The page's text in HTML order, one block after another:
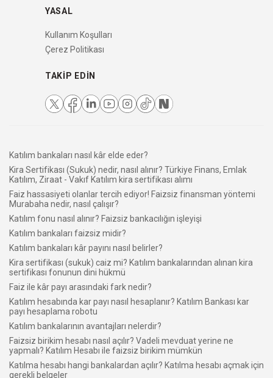
YASAL
Kullanım Koşulları
Çerez Politikası
TAKIP EDIN
Katılım bankaları nasıl kâr elde eder?
Kira Sertifikası (Sukuk) nedir, nasıl alınır? Türkiye Finans, Emlak
Katılım, Ziraat - Vakıf Katılım kira sertifikası alımı
Faiz hassasiyeti olanlar tercih ediyor! Faizsiz finansman yöntemi
Murabaha nedir, nasıl çalışır?
Katılım fonu nasıl alınır? Faizsiz bankacılığın işleyişi
Katılım bankaları faizsiz midir?
Katılım bankaları kâr payını nasıl belirler?
Kira sertifikası (sukuk) caiz mi? Katılım bankalarından alınan kira
sertifikası fonunun dini hükmü
Faiz ile kâr payı arasındaki fark nedir?
Katılım hesabında kar payı nasıl hesaplanır? Katılım Bankası kar
payı hesaplama robotu
Katılım bankalarının avantajları nelerdir?
Faizsiz birikim hesabı nasıl açılır? Vadeli mevduat yerine ne
yapmalı? Katılım Hesabı ile faizsiz birikim mümkün
Katılma hesabı hangi bankalardan açılır? Katılma hesabı açmak için
gerekli belgeler